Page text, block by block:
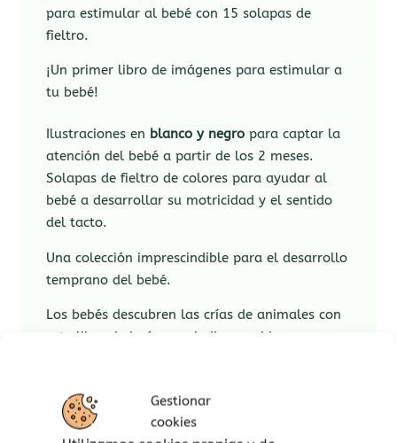
Gestionar
cookies
para estimular al bebé con 15 solapas de
fieltro.
¡Un primer libro de imágenes para estimular a
tu bebé!
Ilustraciones en blanco y negro para captar la
atención del bebé a partir de los 2 meses.
Solapas de fieltro de colores para ayudar al
bebé a desarrollar su motricidad y el sentido
del tacto.
Una colección imprescindible para el desarrollo
temprano del bebé.
Los bebés descubren las crías de animales con
este libro de imágenes indispensable para su
Estímulo sensorial y motor:
Coloridas solapas de fieltro para ayudar al